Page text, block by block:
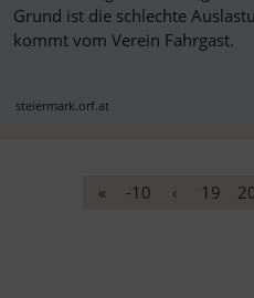
Grund ist die schlechte
kommt vom Verein Fahrgast.
steiermark.orf.at
« -10 ‹ 19